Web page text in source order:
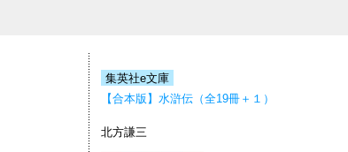
集英社e文庫
【合本版】水滸伝（全19冊＋１）
北方謙三